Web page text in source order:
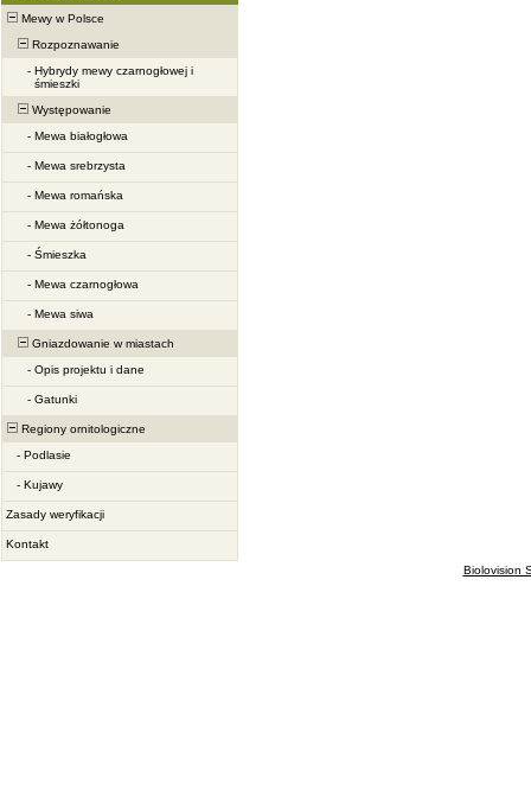
Mewy w Polsce
Rozpoznawanie
- Hybrydy mewy czarnogłowej i
śmieszki
Występowanie
- Mewa białogłowa
- Mewa srebrzysta
- Mewa romańska
- Mewa żółtonoga
- Śmieszka
- Mewa czarnogłowa
- Mewa siwa
Gniazdowanie w miastach
- Opis projektu i dane
- Gatunki
Regiony ornitologiczne
- Podlasie
- Kujawy
Zasady weryfikacji
Kontakt
Biolovision